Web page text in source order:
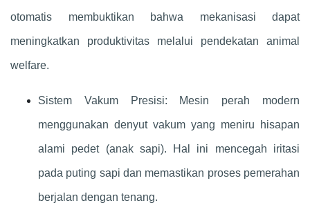
otomatis membuktikan bahwa mekanisasi dapat
meningkatkan produktivitas melalui pendekatan animal
welfare.
Sistem Vakum Presisi: Mesin perah modern
menggunakan denyut vakum yang meniru hisapan
alami pedet (anak sapi). Hal ini mencegah iritasi
pada puting sapi dan memastikan proses pemerahan
berjalan dengan tenang.